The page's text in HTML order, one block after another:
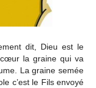
dit, Dieu est le
la graine qui va
La graine semée
c’est le Fils envoyé